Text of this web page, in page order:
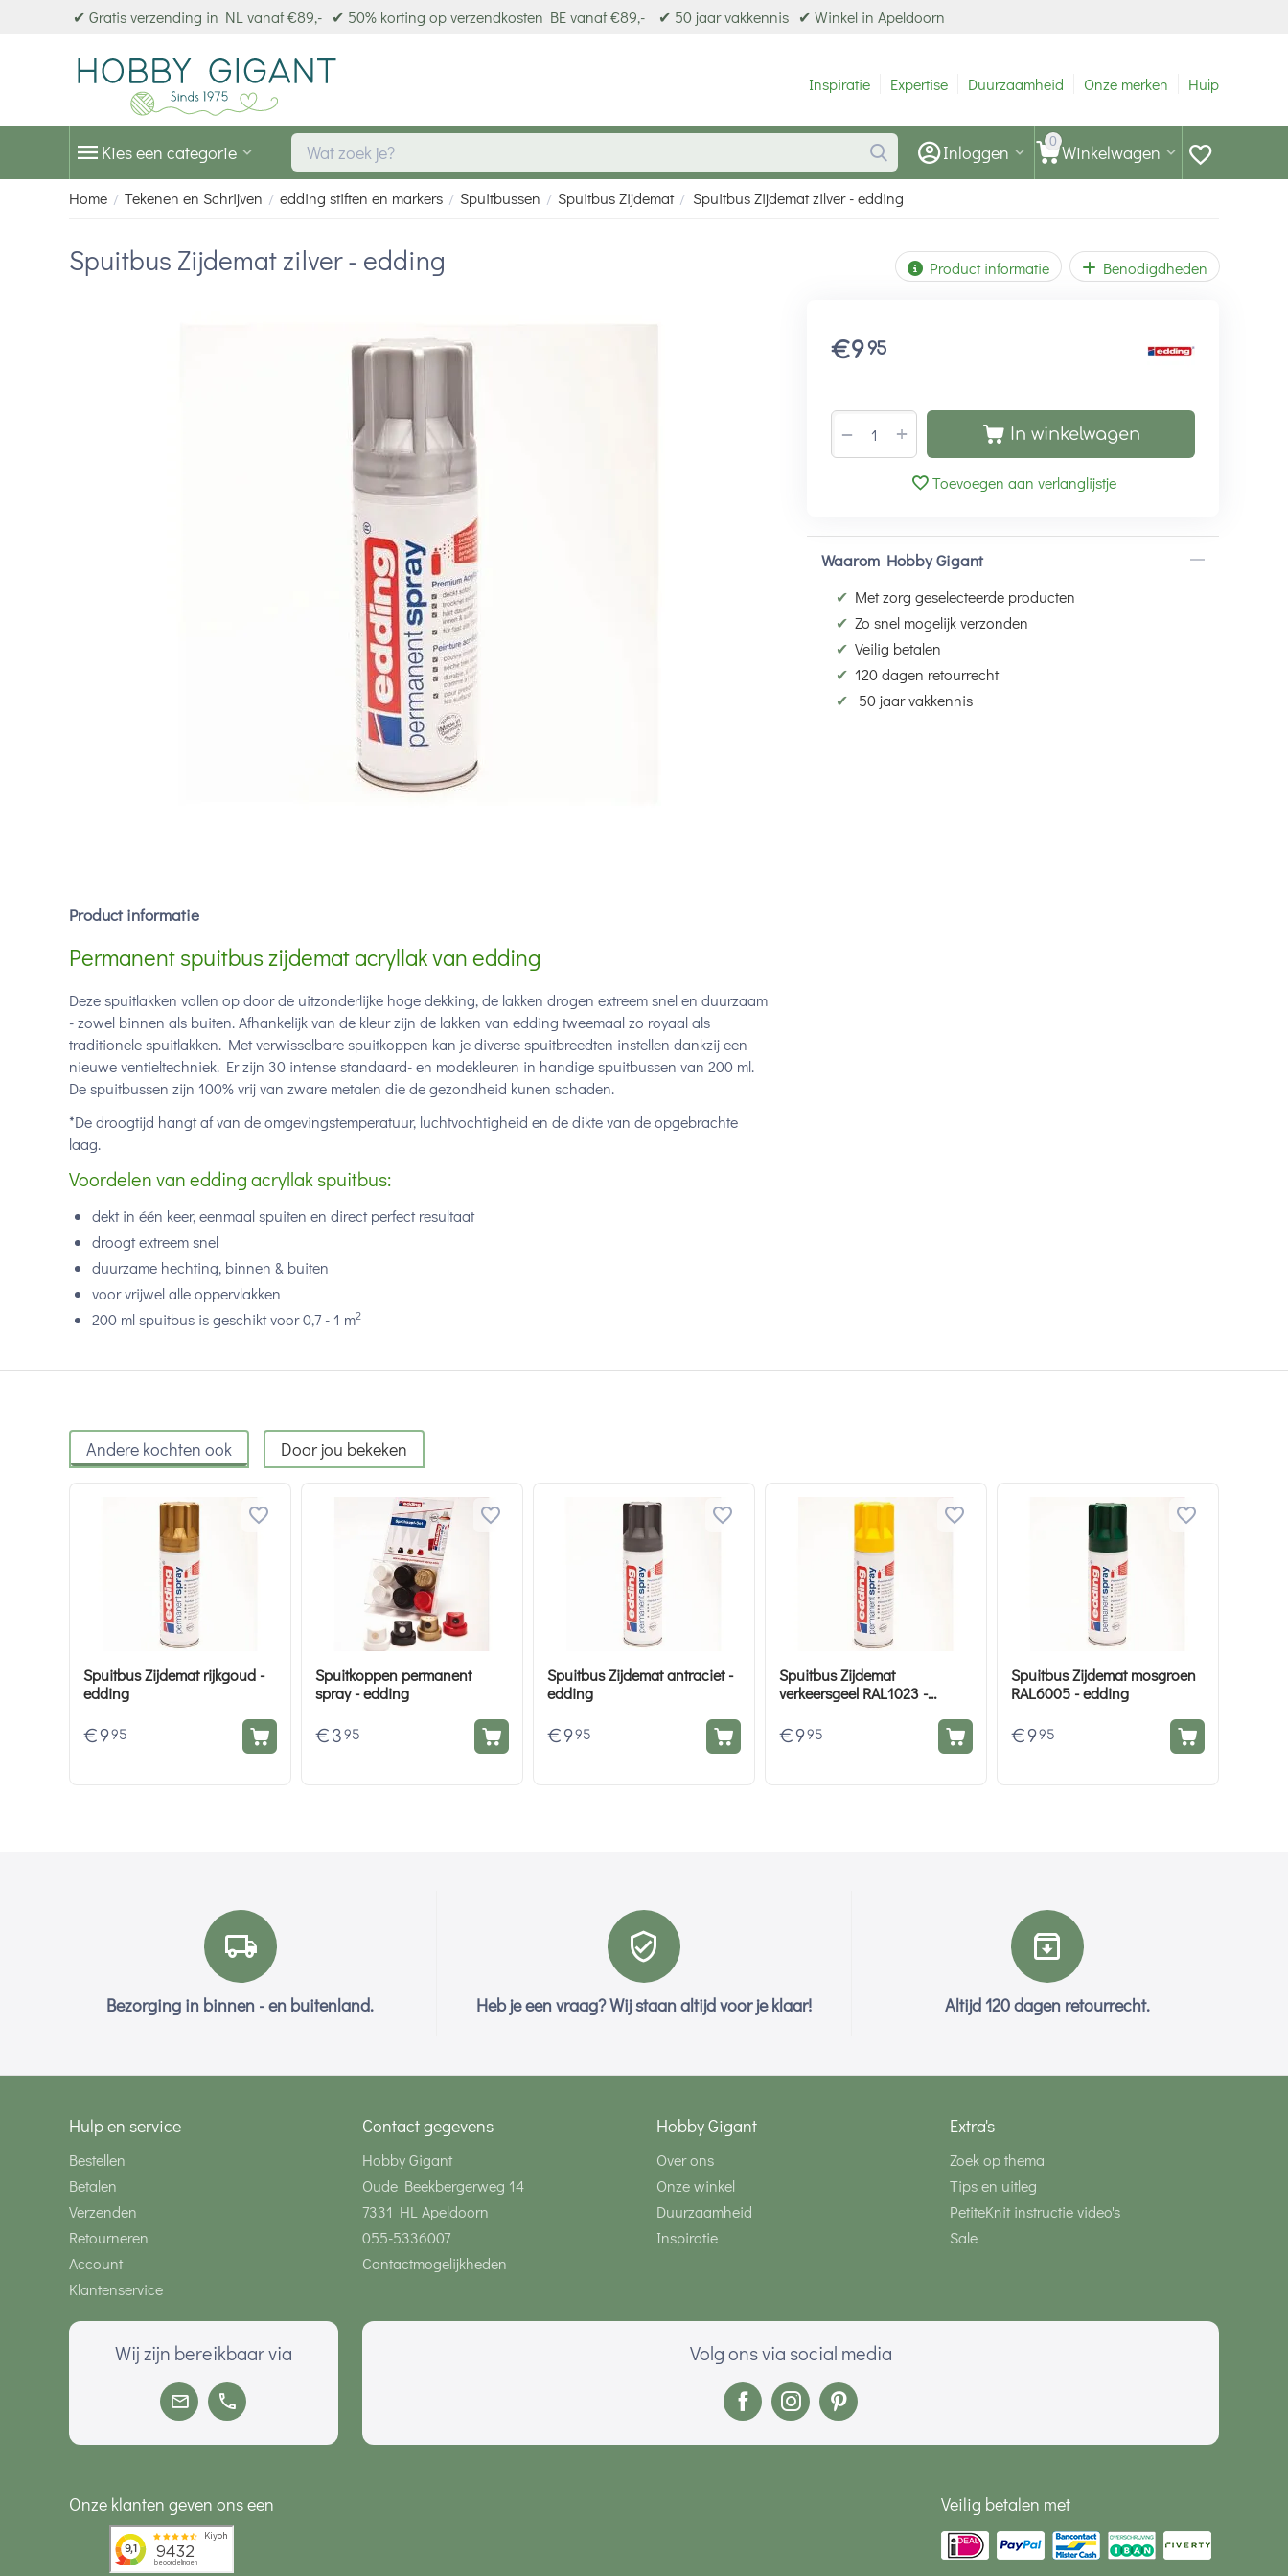
✔ Gratis verzending in NL vanaf €89,- ✔ 50% korting op verzendkosten BE vanaf €89,- ✔ 50 jaar vakkennis ✔ Winkel in Apeldoorn
Inspiratie Expertise Duurzaamheid Onze merken Hulp
Kies een categorie 0 Winkelwagen
Inloggen
Home / Tekenen en Schrijven / edding stiften en markers / Spuitbussen / Spuitbus Zijdemat / Spuitbus Zijdemat zilver - edding
Spuitbus Zijdemat zilver - edding Product informatie Benodigdheden
€995
+
− In winkelwagen
Toevoegen aan verlanglijstje
Waarom Hobby Gigant
✔ Met zorg geselecteerde producten
✔ Zo snel mogelijk verzonden
✔ Veilig betalen
✔ 120 dagen retourrecht
✔
50 jaar vakkennis
Product informatie
Permanent spuitbus zijdemat acryllak van edding
Deze spuitlakken vallen op door de uitzonderlijke hoge dekking, de lakken drogen extreem snel en duurzaam
- zowel binnen als buiten. Afhankelijk van de kleur zijn de lakken van edding tweemaal zo royaal als
traditionele spuitlakken. Met verwisselbare spuitkoppen kan je diverse spuitbreedten instellen dankzij een
nieuwe ventieltechniek. Er zijn 30 intense standaard- en modekleuren in handige spuitbussen van 200 ml.
De spuitbussen zijn 100% vrij van zware metalen die de gezondheid kunen schaden.
*De droogtijd hangt af van de omgevingstemperatuur, luchtvochtigheid en de dikte van de opgebrachte
laag.
Voordelen van edding acryllak spuitbus:
dekt in één keer, eenmaal spuiten en direct perfect resultaat
droogt extreem snel
duurzame hechting, binnen & buiten
voor vrijwel alle oppervlakken
200 ml spuitbus is geschikt voor 0,7 - 1 m2
Andere kochten ook Door jou bekeken
Spuitbus Zijdemat rijkgoud -
edding
€9 95
Spuitkoppen permanent
spray - edding
€ 3 95
Spuitbus Zijdemat antraciet -
edding
€9 95
Spuitbus Zijdemat
verkeersgeel RAL1023 -
€9 95
Spuitbus Zijdemat mosgroen
RAL6005 - edding
€9 95
Bezorging in binnen - en buitenland. Heb je een vraag? Wij staan altijd voor je klaar! Altijd 120 dagen retourrecht.
Hulp en service
Bestellen
Betalen
Verzenden
Retourneren
Account
Klantenservice
Contact gegevens
Hobby Gigant
Oude Beekbergerweg 14
7331 HL Apeldoorn
055-5336007
Contactmogelijkheden
Hobby Gigant
Over ons
Onze winkel
Duurzaamheid
Inspiratie
Extra's
Zoek op thema
Tips en uitleg
PetiteKnit instructie video's
Sale
Wij zijn bereikbaar via Volg ons via social media
Onze klanten geven ons een Veilig betalen met